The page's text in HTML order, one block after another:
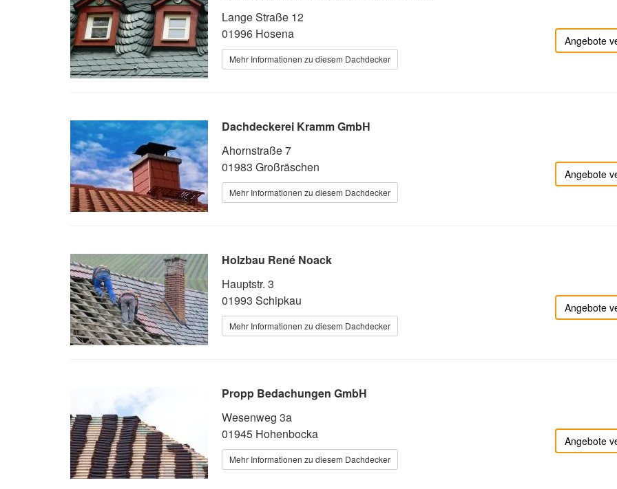
Lange Straße 12
01996 Hosena
Mehr Informationen zu diesem Dachdecker
Angebote
Dachdeckerei Kramm GmbH
Ahornstraße 7
01983 Großräschen
Mehr Informationen zu diesem Dachdecker
Angebote
Holzbau René Noack
Hauptstr. 3
01993 Schipkau
Mehr Informationen zu diesem Dachdecker
Angebote
Propp Bedachungen GmbH
Wesenweg 3a
01945 Hohenbocka
Mehr Informationen zu diesem Dachdecker
Angebote